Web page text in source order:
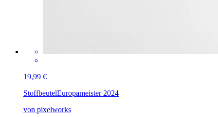
19,99 €
StoffbeutelEuropameister 2024
von pixelworks